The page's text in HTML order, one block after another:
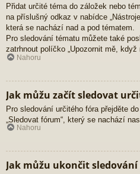
Přidat určité téma do záložek nebo
na příslušný odkaz v nabídce
která se nachází nad a pod tématem.
Pro sledování tématu můžete také
zatrhnout políčko „Upozornit mě, když
Nahoru
Jak můžu začít sledovat
Pro sledování určitého fóra přejděte
„Sledovat fórum“, který se nachází
Nahoru
Jak můžu ukončit